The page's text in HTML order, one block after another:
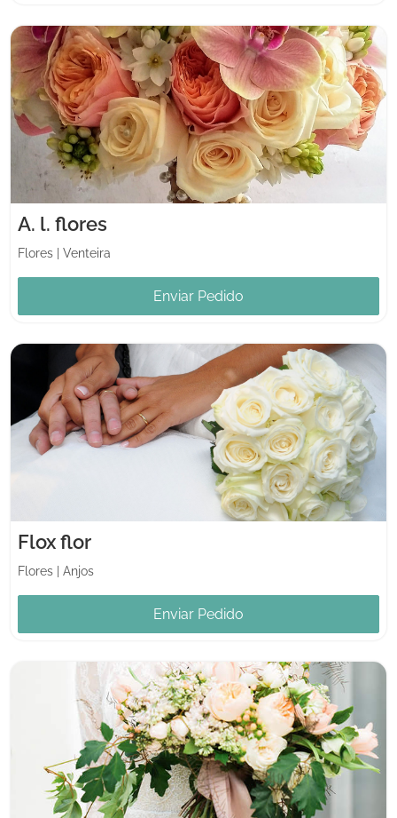
A. l. flores
Flores Venteira
Enviar Pedido
Flox flor
Flores Anjos
Enviar Pedido